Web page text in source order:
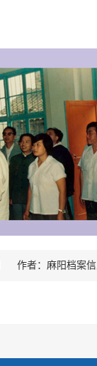
作者： 麻阳档案